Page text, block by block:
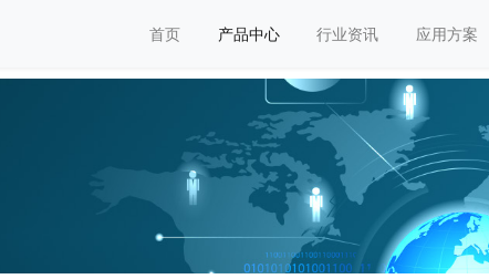
首页 产品中心 行业资讯 应用方案